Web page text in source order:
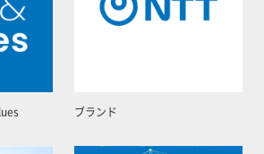
ブランド